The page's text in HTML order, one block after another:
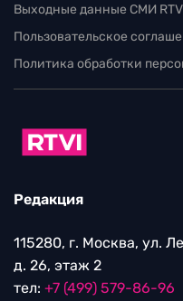
Выходные данные СМИ
Пользовательское
Политика обработки
Редакция
115280, г. Москва, ул.
д. 26, этаж 2
тел: +7 (499) 579-86-96